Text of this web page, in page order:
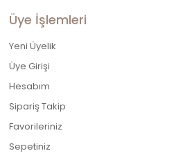
Üye İşlemleri
Yeni Üyelik
Üye Girişi
Hesabım
Sipariş Takip
Favorileriniz
Sepetiniz